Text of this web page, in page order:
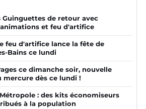
Guinguettes de retour avec
et feu d'artifice
feu d'artifice lance la fête de
Bains ce lundi
ce dimanche soir, nouvelle
mercure dès ce lundi !
: des kits économiseurs
à la population